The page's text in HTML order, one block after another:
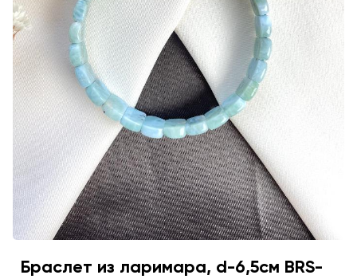
Браслет из ларимара, d-6,5см BRS-